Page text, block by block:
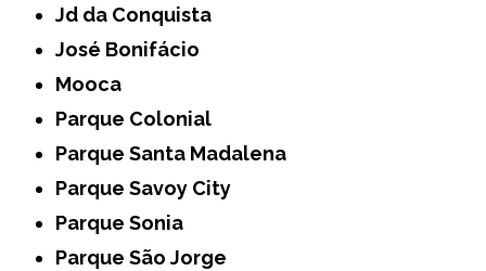
Jd da Conquista
José Bonifácio
Mooca
Parque Colonial
Parque Santa Madalena
Parque Savoy City
Parque Sonia
Parque São Jorge